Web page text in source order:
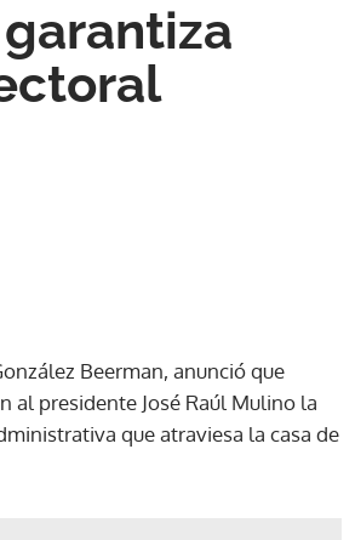
Beerman, anunció que
al presidente José Raúl Mulino la
que atraviesa la casa de